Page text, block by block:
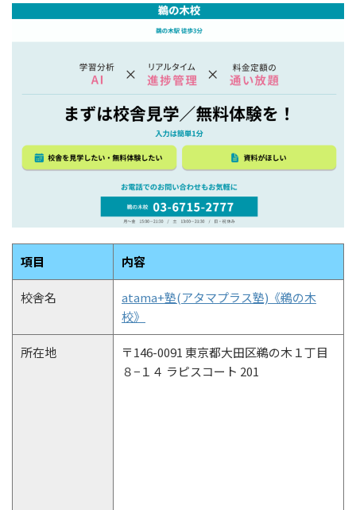
項目 内容
校舎名
atama+塾(アタマプラス塾)《鵜の木
校》
所在地
〒146-0091 東京都大田区鵜の木１丁目
８−１４ ラピスコート 201